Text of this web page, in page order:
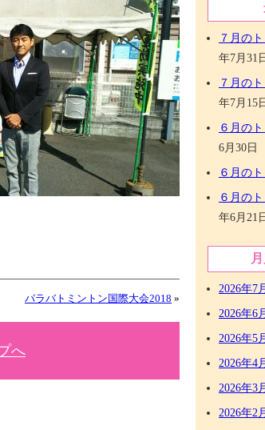
パラバトミントン国際大会2018 »
へ
７月の
年7月31
７月の
年7月15
６月の
6月30日
６月の
６月の
年6月21
2026年7月
2026年6月
2026年5月
2026年4月
2026年3月
2026年2月